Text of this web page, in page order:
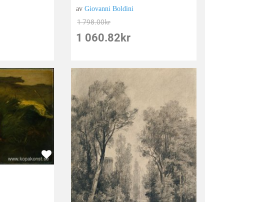
avGiovanni Boldini
1 798.00kr
1 060.82 kr